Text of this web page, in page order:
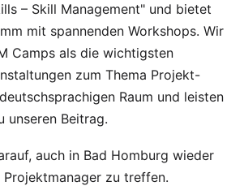
– Skill Management" und bietet
mit spannenden Workshops. Wir
Camps als die wichtigsten
zum Thema Projekt-
Raum und leisten
unseren Beitrag.
auch in Bad Homburg wieder
zu treffen.